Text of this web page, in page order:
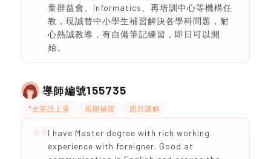
童群益會、Informatics、再培訓中心等機構任
教，現誠替中小學生補習解決各學科問題，耐
心熱誠教導，有自備筆記練習，即日可以開
始。
導師編號155735
*全英語上堂 長期補習 題目講解
I have Master degree with rich working
experience with foreigner. Good at